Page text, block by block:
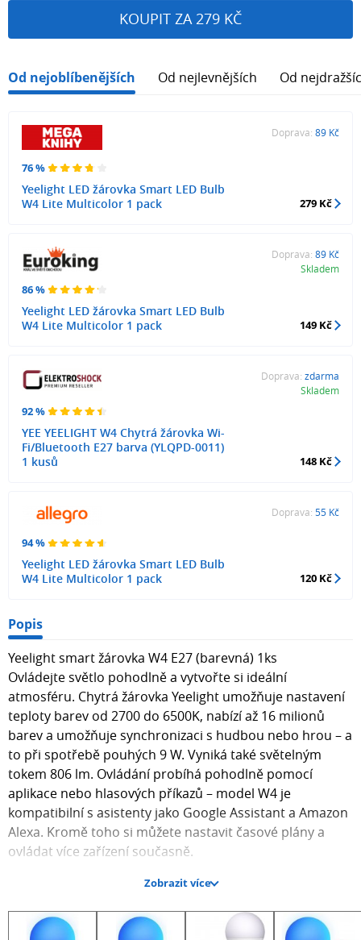
KOUPIT ZA 279 KČ
Od nejoblíbenějších Od nejlevnějších Od
76 %
Yeelight LED žárovka Smart LED Bulb
W4 Lite Multicolor 1 pack
Doprava: 89 Kč
279 Kč
86 %
Yeelight LED žárovka Smart LED Bulb
W4 Lite Multicolor 1 pack
Doprava: 89 Kč
Skladem
149 Kč
92 %
YEE YEELIGHT W4 Chytrá žárovka Wi-
Fi/Bluetooth E27 barva (YLQPD-0011)
1 kusů
Doprava: zdarma
Skladem
148 Kč
94 %
Yeelight LED žárovka Smart LED Bulb
W4 Lite Multicolor 1 pack
Doprava: 55 Kč
120 Kč
Popis
Yeelight smart žárovka W4 E27 (barevná) 1ks
Ovládejte světlo pohodlně a vytvořte si ideální
atmosféru. Chytrá žárovka Yeelight umožňuje nastavení
teploty barev od 2700 do 6500K, nabízí až 16 milionů
barev a umožňuje synchronizaci s hudbou nebo hrou – a
to při spotřebě pouhých 9 W. Vyniká také světelným
tokem 806 lm. Ovládání probíhá pohodlně pomocí
aplikace nebo hlasových příkazů – model W4 je
kompatibilní s asistenty jako Google Assistant a Amazon
Alexa. Kromě toho si můžete nastavit časové plány a
ovládat více zařízení současně.
Vneste barvy do svého života
Zapomeňte na omezení a využijte širokou nabídku
možností, které model W4 nabízí. K dispozici máte až 16
Zobrazit více